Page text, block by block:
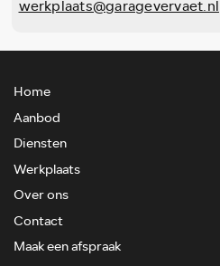
werkplaats@garagevervaet.nl
Home
Aanbod
Diensten
Werkplaats
Over ons
Contact
Maak een afspraak